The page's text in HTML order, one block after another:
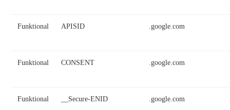
Funktional APISID .google.com
Funktional CONSENT .google.com
Funktional __Secure-ENID .google.com